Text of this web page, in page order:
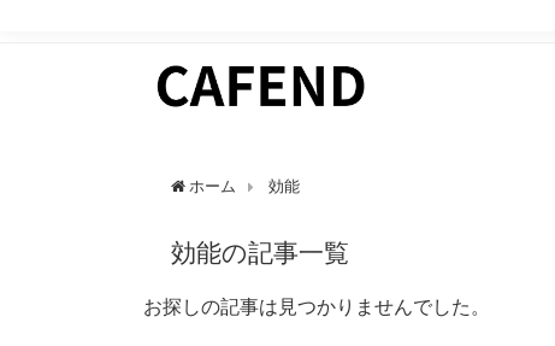
ホーム 効能
効能の記事一覧
お探しの記事は見つかりませんでした。